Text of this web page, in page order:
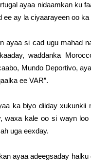
ayaa nidaamkan ku
ay la ciyaarayeen oo
ayaa si cad ugu mahad
waddanka
Mundo Deportivo,
ee VAR”.
ka biyo diiday xukunkii
waxa kale oo si wayn
uga eexday.
ayaa adeegsaday